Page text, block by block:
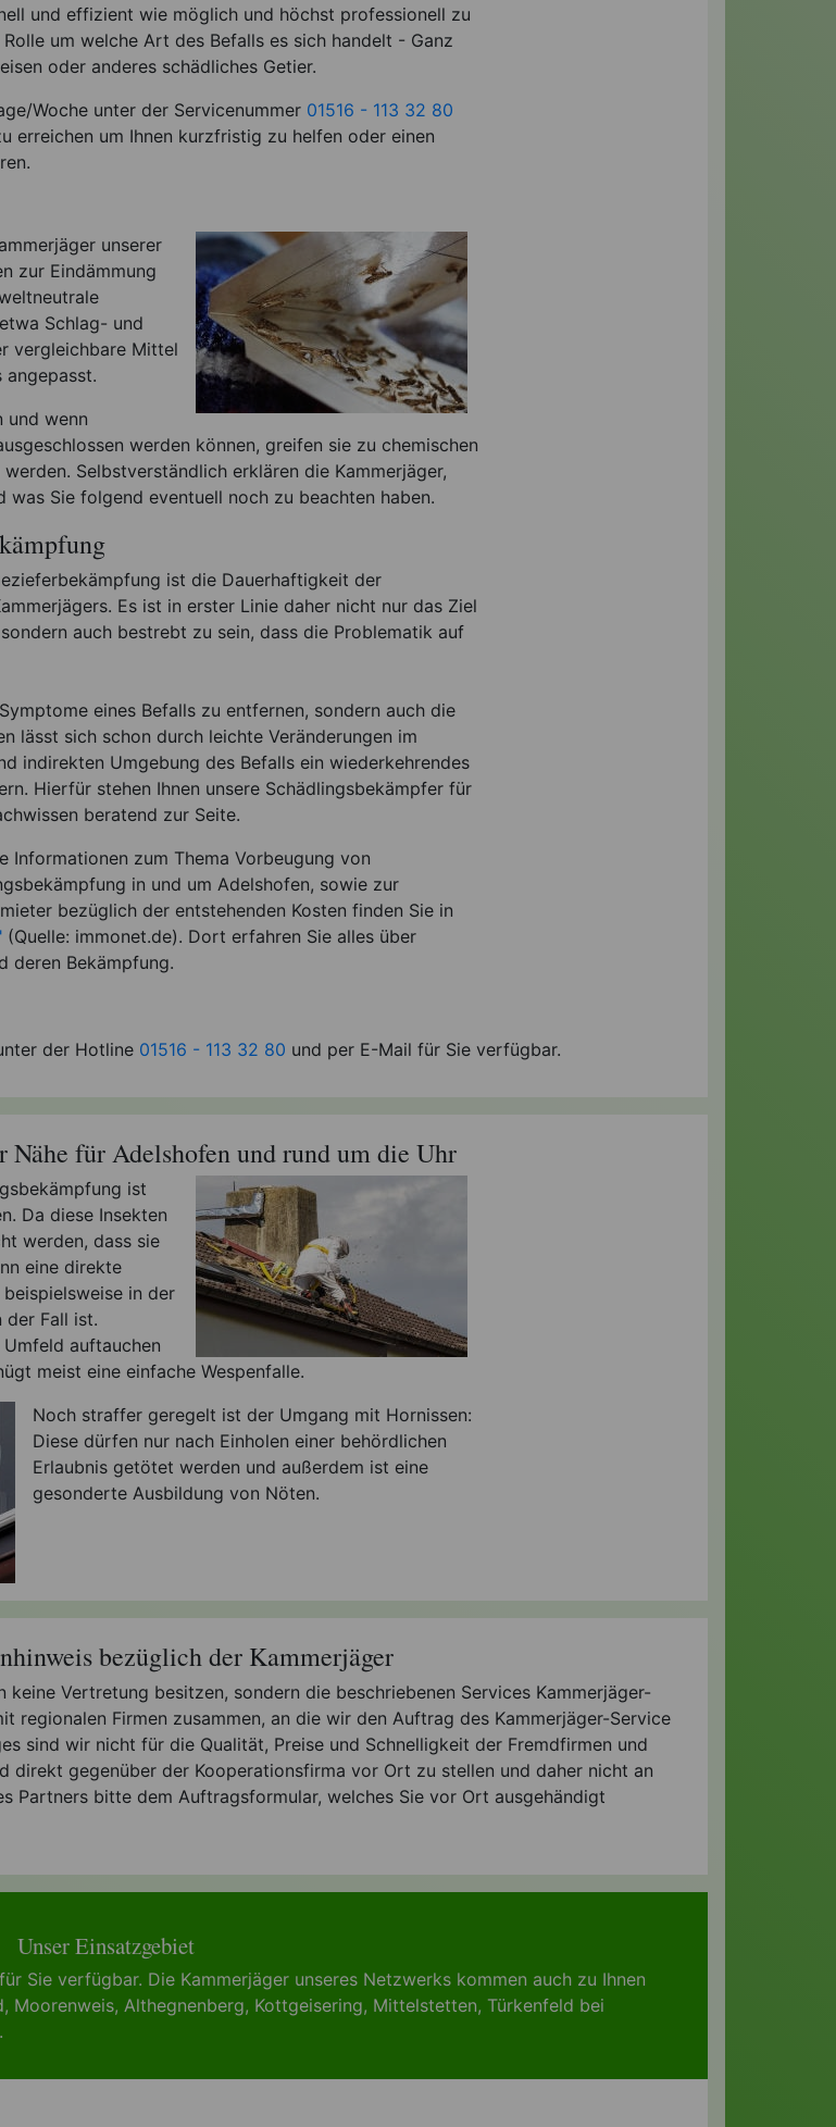
und effizient wie möglich und höchst professionell zu
um welche Art des Befalls es sich handelt - Ganz
oder anderes schädliches Getier.
Woche unter der Servicenummer 01516 - 113 32 80
erreichen um Ihnen kurzfristig zu helfen oder einen
unserer
zur Eindämmung
Schlag- und
vergleichbare Mittel
und wenn
werden können, greifen sie zu chemischen
Selbstverständlich erklären die Kammerjäger,
Sie folgend eventuell noch zu beachten haben.
ist die Dauerhaftigkeit der
Es ist in erster Linie daher nicht nur das Ziel
auch bestrebt zu sein, dass die Problematik auf
eines Befalls zu entfernen, sondern auch die
lässt sich schon durch leichte Veränderungen im
indirekten Umgebung des Befalls ein wiederkehrendes
Hierfür stehen Ihnen unsere Schädlingsbekämpfer für
beratend zur Seite.
Informationen zum Thema Vorbeugung von
in und um Adelshofen, sowie zur
bezüglich der entstehenden Kosten finden Sie in
(Quelle: immonet.de). Dort erfahren Sie alles über
deren Bekämpfung.
der Hotline 01516 - 113 32 80 und per E-Mail für Sie verfügbar.
Nähe für Adelshofen und rund um die Uhr
ist
Da diese Insekten
werden, dass sie
eine direkte
in der
der Fall ist.
auftauchen
meist eine einfache Wespenfalle.
Noch straffer geregelt ist der Umgang mit Hornissen:
Diese dürfen nur nach Einholen einer behördlichen
Erlaubnis getötet werden und außerdem ist eine
gesonderte Ausbildung von Nöten.
bezüglich der Kammerjäger
Vertretung besitzen, sondern die beschriebenen Services Kammerjäger-
Firmen zusammen, an die wir den Auftrag des Kammerjäger-Service
sind wir nicht für die Qualität, Preise und Schnelligkeit der Fremdfirmen und
direkt gegenüber der Kooperationsfirma vor Ort zu stellen und daher nicht an
Partners bitte dem Auftragsformular, welches Sie vor Ort ausgehändigt
Unser Einsatzgebiet
Sie verfügbar. Die Kammerjäger unseres Netzwerks kommen auch zu Ihnen
, Moorenweis, Althegnenberg, Kottgeisering, Mittelstetten, Türkenfeld bei
.